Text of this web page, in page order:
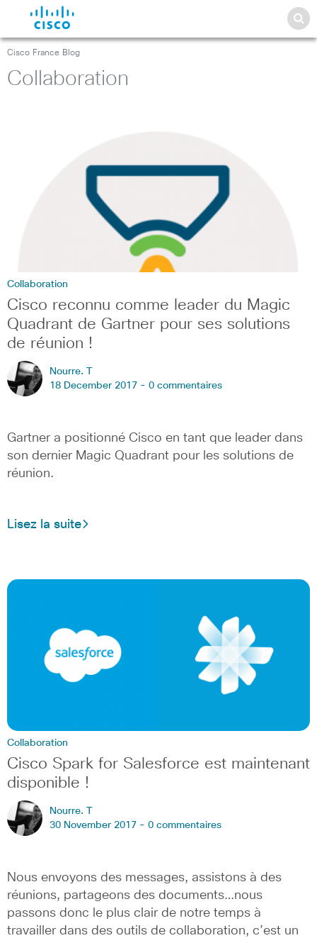
Cisco France Blog
Collaboration
Collaboration
Cisco reconnu comme leader du Magic
Quadrant de Gartner pour ses solutions
de réunion !
Nourre. T
18 December 2017 - 0 commentaires
Gartner a positionné Cisco en tant que leader dans
son dernier Magic Quadrant pour les solutions de
réunion.
Lisez la suite
Collaboration
Cisco Spark for Salesforce est maintenant
disponible !
Nourre. T
30 November 2017 - 0 commentaires
Nous envoyons des messages, assistons à des
réunions, partageons des documents…nous
passons donc le plus clair de notre temps à
travailler dans des outils de collaboration, c’est un